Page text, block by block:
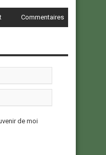
Commentaires
de moi